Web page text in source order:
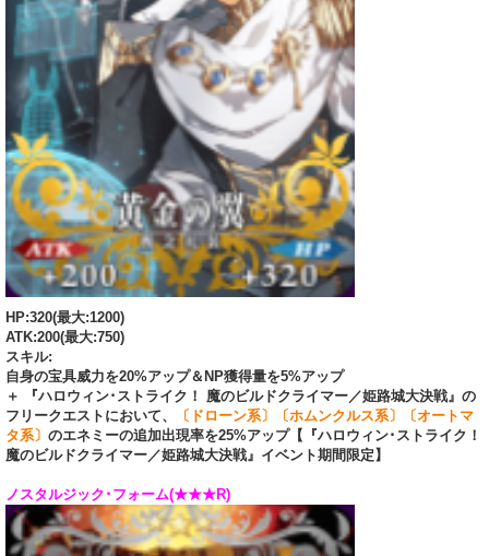
HP:320(最大:1200)
ATK:200(最大:750)
スキル:
自身の宝具威力を20%アップ＆NP獲得量を5%アップ
＋ 『ハロウィン･ストライク！ 魔のビルドクライマー／姫路城大決戦』の
フリークエストにおいて、
〔ドローン系〕〔ホムンクルス系〕〔オートマ
タ系〕 のエネミーの追加出現率を25%アップ【『ハロウィン･ストライク！
魔のビルドクライマー／姫路城大決戦』イベント期間限定】
ノスタルジック･フォーム(★★★R)